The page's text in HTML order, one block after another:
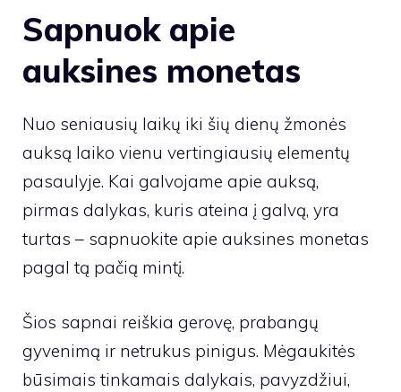
Sapnuok apie
auksines monetas
Nuo seniausių laikų iki šių dienų žmonės
auksą laiko vienu vertingiausių elementų
pasaulyje. Kai galvojame apie auksą,
pirmas dalykas, kuris ateina į galvą, yra
turtas – sapnuokite apie auksines monetas
pagal tą pačią mintį.
Šios sapnai reiškia gerovę, prabangų
gyvenimą ir netrukus pinigus. Mėgaukitės
būsimais tinkamais dalykais, pavyzdžiui,